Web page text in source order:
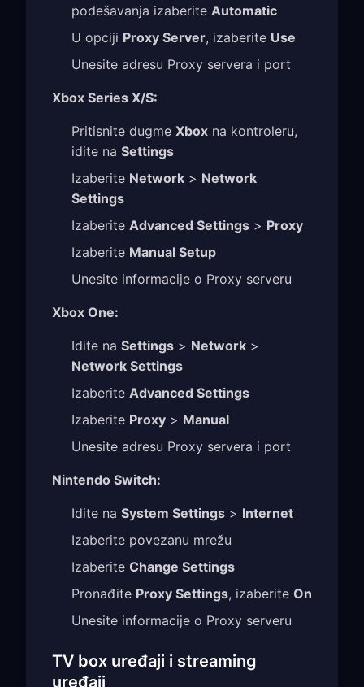
podešavanja izaberite Automatic
U opciji Proxy Server, izaberite Use
Unesite adresu Proxy servera i port
Xbox Series X/S:
Pritisnite dugme Xbox na kontroleru,
idite na Settings
Izaberite Network > Network
Settings
Izaberite Advanced Settings > Proxy
Izaberite Manual Setup
Unesite informacije o Proxy serveru
Xbox One:
Idite na Settings > Network >
Network Settings
Izaberite Advanced Settings
Izaberite Proxy > Manual
Unesite adresu Proxy servera i port
Nintendo Switch:
Idite na System Settings > Internet
Izaberite povezanu mrežu
Izaberite Change Settings
Pronađite Proxy Settings, izaberite On
Unesite informacije o Proxy serveru
TV box uređaji i streaming
uređaji